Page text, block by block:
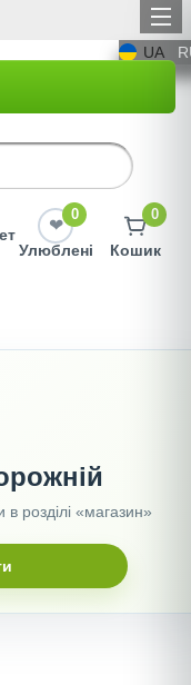
UA
0
Улюблені
0
Кошик
розділі «магазин»